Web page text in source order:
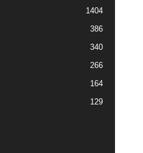
1404
386
340
266
164
129